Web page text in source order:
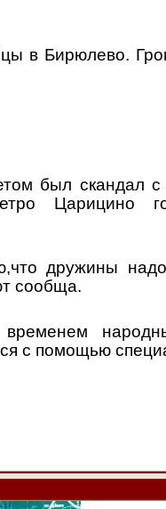
в Бирюлево.
был скандал
Царицино
дружины
сообща.
с помощью